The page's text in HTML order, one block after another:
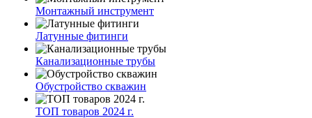
Монтажный инструмент
Латунные фитинги
Канализационные трубы
Обустройство скважин
ТОП товаров 2024 г.